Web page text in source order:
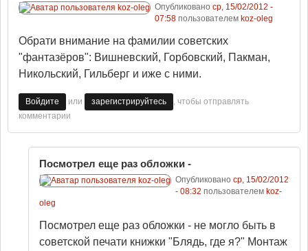
Опубликовано ср, 15/02/2012 -
07:58пользователем koz-oleg
Обрати внимание на фамилии советских
"фантазёров": Вишневский, Горбовский, Пакман,
Никольский, Гильберг и иже с ними.
Войдите или зарегистрируйтесь
, чтобы отправлять
комментарии
Посмотрел еще раз обложки -
Опубликовано ср, 15/02/2012
- 08:32 пользователем koz-
oleg
Посмотрел еще раз обложки - не могло быть в
советской печати книжки "Блядь, где я?" Монтаж